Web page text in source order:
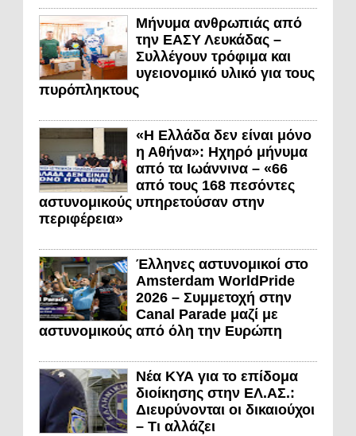
Μήνυμα ανθρωπιάς από
την ΕΑΣΥ Λευκάδας –
Συλλέγουν τρόφιμα και
υγειονομικό υλικό για τους
πυρόπληκτους
«Η Ελλάδα δεν είναι μόνο
η Αθήνα»: Ηχηρό μήνυμα
από τα Ιωάννινα – «66
από τους 168 πεσόντες
αστυνομικούς υπηρετούσαν στην
περιφέρεια»
Έλληνες αστυνομικοί στο
Amsterdam WorldPride
2026 – Συμμετοχή στην
Canal Parade μαζί με
αστυνομικούς από όλη την Ευρώπη
Νέα ΚΥΑ για το επίδομα
διοίκησης στην ΕΛ.ΑΣ.:
Διευρύνονται οι δικαιούχοι
– Τι αλλάζει